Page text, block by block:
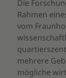
Die
Rahmen
vom
mehrere
mögliche